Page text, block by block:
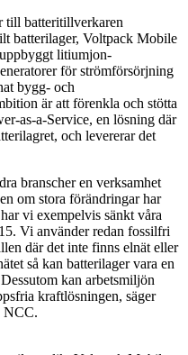
till batteritillverkaren
batterilager, Voltpack Mobile
litiumjon-
för strömförsörjning
bygg- och
är att förenkla och stötta
as-a-Service, en lösning där
och levererar det
branscher en verksamhet
om stora förändringar har
vi exempelvis sänkt våra
Vi använder redan fossilfri
där det inte finns elnät eller
så kan batterilager vara en
kan arbetsmiljön
kraftlösningen, säger
NCC.